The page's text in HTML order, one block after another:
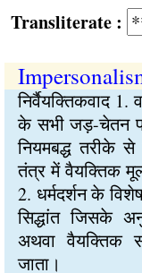
:
निर्वैयक्तिकवाद 1.
के सभी जड़-चेतन
नियमबद्ध तरीके
तंत्र में वैयक्तिक
2. धर्मदर्शन के
सिद्धांत जिसके
अथवा वैयक्तिक
जाता।